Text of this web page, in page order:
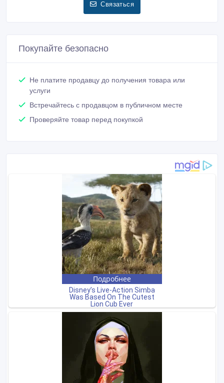
Связаться
Покупайте безопасно
Не платите продавцу до получения товара или
услуги
Встречайтесь с продавцом в публичном месте
Проверяйте товар перед покупкой